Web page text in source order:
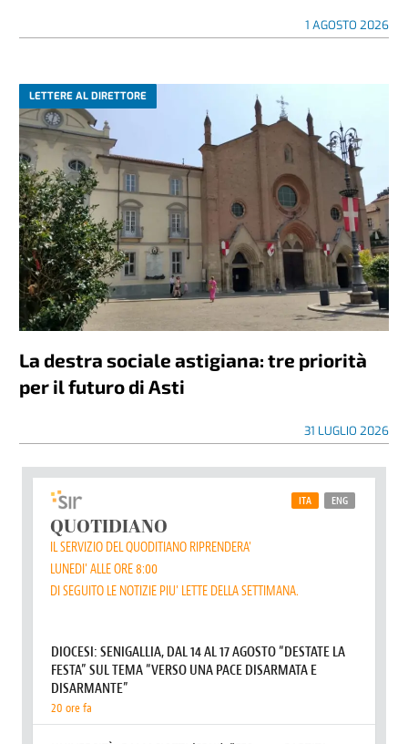
1 AGOSTO 2026
LETTERE AL DIRETTORE
La destra sociale astigiana: tre priorità
per il futuro di Asti
31 LUGLIO 2026